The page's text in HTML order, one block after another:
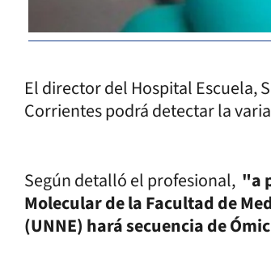
El director del Hospital Escuela,
Corrientes podrá detectar la
Según detalló el profesional, "a
Molecular de la Facultad de
(UNNE) hará secuencia de